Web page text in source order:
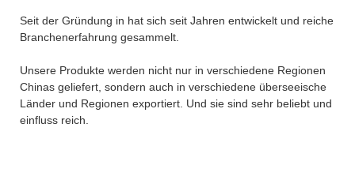
Seit der Gründung in hat sich seit Jahren entwickelt und reiche
Branchenerfahrung gesammelt.
Unsere Produkte werden nicht nur in verschiedene Regionen
Chinas geliefert, sondern auch in verschiedene überseeische
Länder und Regionen exportiert. Und sie sind sehr beliebt und
einfluss reich.